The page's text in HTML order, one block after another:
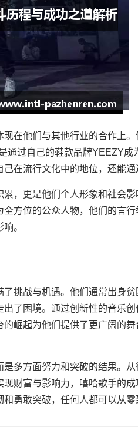
在他们与其他行业的合作上
通过自己的鞋款品牌YEEZY成
在流行文化中的地位，还能通
，更是他们个人形象和社会影
方位的公众人物，他们的言
。
挑战与机遇。他们通常出身
了困境。通过创新性的音乐
崛起为他们提供了更广阔的舞
多方面努力和突破的结果。
财富与影响力，嘻哈歌手的
勇敢突破，任何人都可以从零